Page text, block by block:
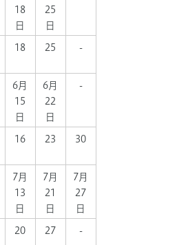
18
日
25
日
18 25 -
6月
15
日
6月
22
日
-
16 23 30
7月
13
日
7月
21
日
7月
27
日
20 27 -